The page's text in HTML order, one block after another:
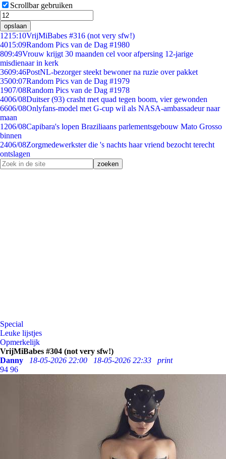
Scrollbar gebruiken
opslaan
1215:10VrijMiBabes #316 (not very sfw!)
4015:09Random Pics van de Dag #1980
809:49Vrouw krijgt 30 maanden cel voor afpersing 12-jarige
misdienaar in kerk
3609:46PostNL-bezorger steekt bewoner na ruzie over pakket
3500:07Random Pics van de Dag #1979
1907/08Random Pics van de Dag #1978
4006/08Duitser (93) crasht met quad tegen boom, vier gewonden
6606/08Onlyfans-model met G-cup wil als NASA-ambassadeur naar
maan
1206/08Capibara's lopen Braziliaans parlementsgebouw Mato Grosso
binnen
2406/08Zorgmedewerkster die 's nachts haar vriend bezocht terecht
ontslagen
Special
Leuke lijstjes
Opmerkelijk
VrijMiBabes #304 (not very sfw!)
Danny
18-05-2026 22:00 18-05-2026 22:33
print
94 96